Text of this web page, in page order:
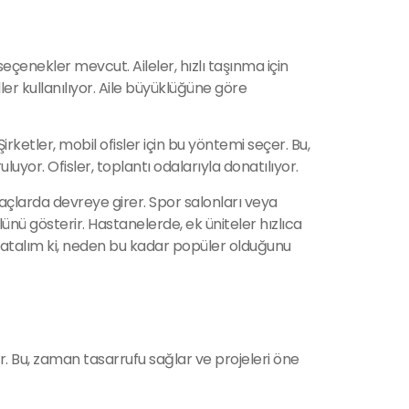
mevcut. Aileler, hızlı taşınma için
kullanılıyor. Aile büyüklüğüne göre
mobil ofisler için bu yöntemi seçer. Bu,
Ofisler, toplantı odalarıyla donatılıyor.
devreye girer. Spor salonları veya
gösterir. Hastanelerde, ek üniteler hızlıca
ki, neden bu kadar popüler olduğunu
Bu, zaman tasarrufu sağlar ve projeleri öne